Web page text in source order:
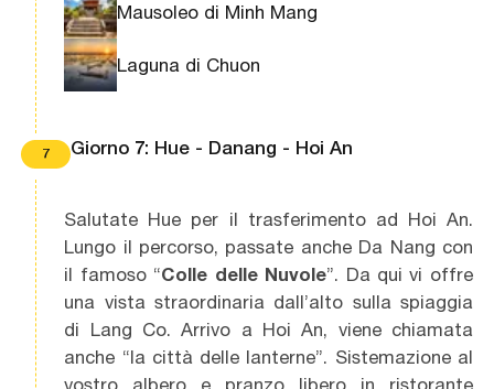
Mausoleo di Minh Mang
Laguna di Chuon
7 Giorno 7: Hue - Danang - Hoi An
Salutate Hue per il trasferimento ad Hoi An.
Lungo il percorso, passate anche Da Nang con
il famoso “Colle delle Nuvole”. Da qui vi offre
una vista straordinaria dall’alto sulla spiaggia
di Lang Co. Arrivo a Hoi An, viene chiamata
anche “la città delle lanterne”. Sistemazione al
vostro albero e pranzo libero in ristorante